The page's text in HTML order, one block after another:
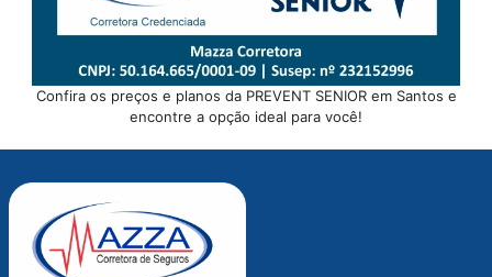
Confira os preços e planos da PREVENT SENIOR em Santos e
encontre a opção ideal para você!